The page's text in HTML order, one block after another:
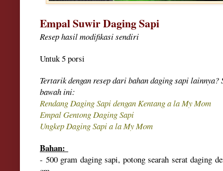
Empal Suwir Daging Sapi
Resep hasil modifikasi sendiri
Untuk 5 porsi
Tertarik denganresep dari bahan daging sapilainnya?
bawah ini:
Rendang Daging Sapi dengan Kentang a la My Mom
Empal Gentong Daging Sapi
Ungkep DagingSapi a la My Mom
Bahan:
- 500 gram daging sapi, potong searah serat daging